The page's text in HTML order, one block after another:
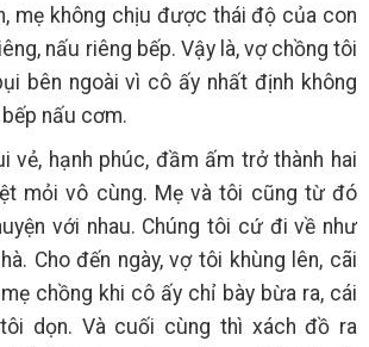
mẹ không chịu được thái độ của con
nấu riêng bếp. Vậy là, vợ chồng tôi
bên ngoài vì cô ấy nhất định không
nấu cơm.
vẻ, hạnh phúc, đầm ấm trở thành hai
mỏi vô cùng. Mẹ và tôi cũng từ đó
với nhau. Chúng tôi cứ đi về như
Cho đến ngày, vợ tôi khùng lên, cãi
chồng khi cô ấy chỉ bày bừa ra, cái
dọn. Và cuối cùng thì xách đồ ra